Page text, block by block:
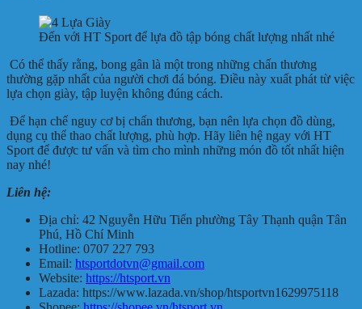
Đến với HT Sport để lựa đồ tập bóng chất lượng nhất nhé
Có thể thấy rằng, bong gân là một trong những chấn thương
thường gặp nhất của người chơi đá bóng. Điều này xuất phát từ việc
lựa chọn giày, tập luyện không đúng cách.
Để hạn chế nguy cơ bị chấn thương, bạn nên lựa chọn đồ dùng,
dụng cụ thể thao chất lượng, phù hợp. Hãy liên hệ ngay với HT
Sport để được tư vấn và tìm cho mình những món đồ tốt nhất hiện
nay nhé!
Liên hệ:
Địa chỉ: 42 Nguyễn Hữu Tiến phường Tây Thạnh quận Tân
Phú, Hồ Chí Minh
Hotline: 0707 227 793
Email: htsportdotvn@gmail.com
Website: https://htsport.vn
Lazada: https://www.lazada.vn/shop/htsportvn1629975118